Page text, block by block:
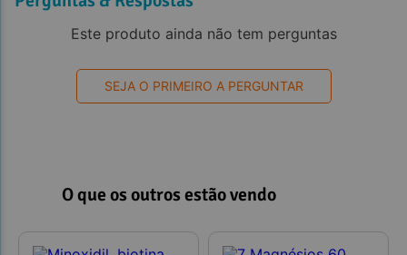
Este produto ainda não tem perguntas
SEJA O PRIMEIRO A PERGUNTAR
O que os outros estão vendo